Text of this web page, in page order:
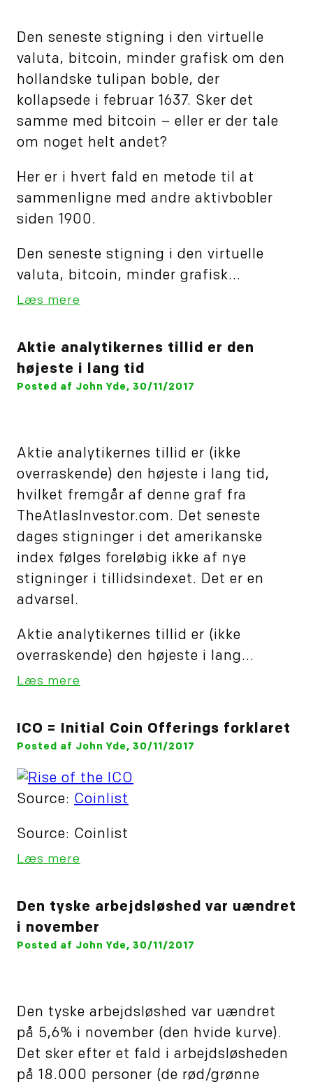
Den seneste stigning i den virtuelle
valuta, bitcoin, minder grafisk om den
hollandske tulipan boble, der
kollapsede i februar 1637. Sker det
samme med bitcoin – eller er der tale
om noget helt andet?
Her er i hvert fald en metode til at
sammenligne med andre aktivbobler
siden 1900.
Den seneste stigning i den virtuelle
valuta, bitcoin, minder grafisk...
Læs mere
Aktie analytikernes tillid er den
højeste i lang tid
Posted af John Yde, 30/11/2017
Aktie analytikernes tillid er (ikke
overraskende) den højeste i lang tid,
hvilket fremgår af denne graf fra
TheAtlasInvestor.com. Det seneste
dages stigninger i det amerikanske
index følges foreløbig ikke af nye
stigninger i tillidsindexet. Det er en
advarsel.
Aktie analytikernes tillid er (ikke
overraskende) den højeste i lang...
Læs mere
ICO = Initial Coin Offerings forklaret
Posted af John Yde, 30/11/2017
Source: Coinlist
Source: Coinlist
Læs mere
Den tyske arbejdsløshed var uændret
i november
Posted af John Yde, 30/11/2017
Den tyske arbejdsløshed var uændret
på 5,6% i november (den hvide kurve).
Det sker efter et fald i arbejdsløsheden
på 18.000 personer (de rød/grønne